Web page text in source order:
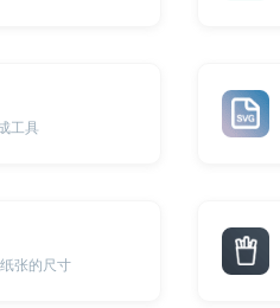
工具
张的尺寸